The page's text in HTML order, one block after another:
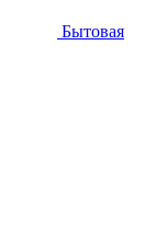
Бытовая